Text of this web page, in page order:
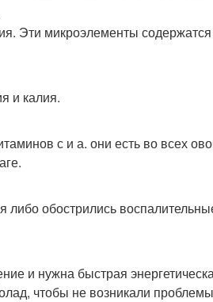
Эти микроэлементы
и калия.
с и а. они есть во всех
либо обострились
и нужна быстрая
чтобы не возникали